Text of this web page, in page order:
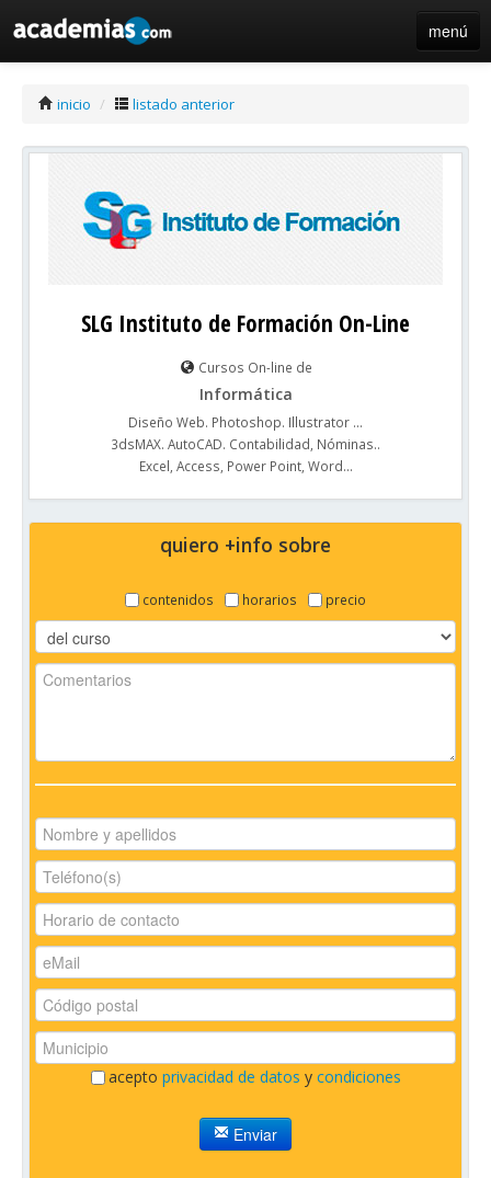
menú
inicio / listado anterior
SLG Instituto de Formación On-Line
Cursos On-line de
Informática
Diseño Web. Photoshop. Illustrator ...
3dsMAX. AutoCAD. Contabilidad, Nóminas..
Excel, Access, Power Point, Word...
quiero +info sobre
contenidos horarios precio
acepto privacidad de datos y condiciones
Enviar